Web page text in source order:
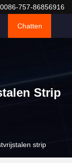
0086-757-86856916
Chatten
Strip
strip